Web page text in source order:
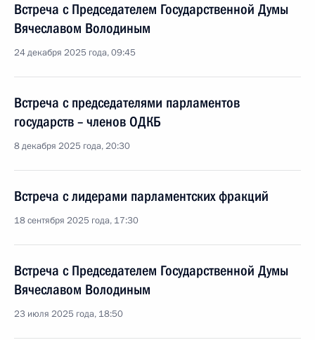
Встреча с Председателем Государственной Думы
Вячеславом Володиным
24 декабря 2025 года, 09:45
Встреча с председателями парламентов
государств – членов ОДКБ
8 декабря 2025 года, 20:30
Встреча с лидерами парламентских фракций
18 сентября 2025 года, 17:30
Встреча с Председателем Государственной Думы
Вячеславом Володиным
23 июля 2025 года, 18:50